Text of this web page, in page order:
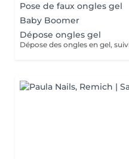
Pose de faux ongles gel
Baby Boomer
Dépose ongles gel
Dépose des ongles en gel,